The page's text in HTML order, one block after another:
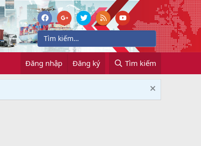
Đăng nhập Đăng ký Tìm kiếm